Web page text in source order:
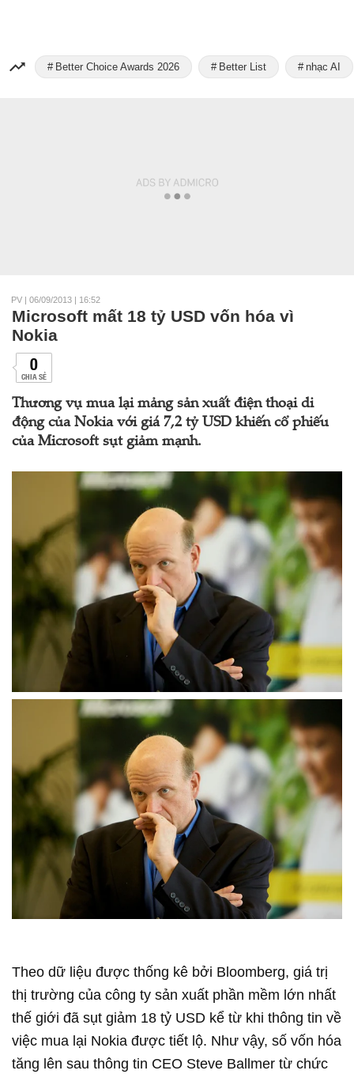
Better Choice Awards 2026 Better List nhạc AI
PV | 06/09/2013 | 16:52
Microsoft mất 18 tỷ USD vốn hóa vì
Nokia
0
CHIA SẺ
Thương vụ mua lại mảng sản xuất điện thoại di
động của Nokia với giá 7,2 tỷ USD khiến cổ phiếu
của Microsoft sụt giảm mạnh.
Theo dữ liệu được thống kê bởi Bloomberg, giá trị
thị trường của công ty sản xuất phần mềm lớn nhất
thế giới đã sụt giảm 18 tỷ USD kể từ khi thông tin về
việc mua lại Nokia được tiết lộ. Như vậy, số vốn hóa
tăng lên sau thông tin CEO Steve Ballmer từ chức